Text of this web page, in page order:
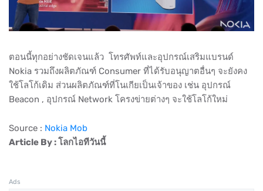
ตอนนี้ทุกอย่างชัดเจนแล้ว โทรศัพท์และอุปกรณ์เสริมแบรนด์
Nokia รวมถึงผลิตภัณฑ์ Consumer ที่ได้รับอนุญาตอื่นๆ จะยังคง
ใช้โลโก้เดิม ส่วนผลิตภัณฑ์ที่โนเกียเป็นเจ้าของ เช่น อุปกรณ์
Beacon , อุปกรณ์ Network โครงข่ายต่างๆ จะใช้โลโก้ใหม่
Source : Nokia Mob
Article By : โลกไอทีวันนี้
Ads